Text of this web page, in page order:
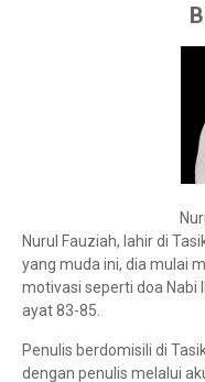
Nurul Fauziah, lahir di
yang muda ini, dia mulai
motivasi seperti doa Nabi
ayat 83-85.
Penulis berdomisili di
dengan penulis melalui